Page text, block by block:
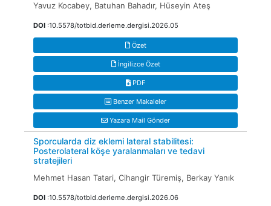
Yavuz Kocabey, Batuhan Bahadır, Hüseyin Ateş
DOI :10.5578/totbid.derleme.dergisi.2026.05
Özet
İngilizce Özet
PDF
Benzer Makaleler
Yazara Mail Gönder
Sporcularda diz eklemi lateral stabilitesi:
Posterolateral köşe yaralanmaları ve tedavi
stratejileri
Mehmet Hasan Tatari, Cihangir Türemiş, Berkay Yanık
DOI :10.5578/totbid.derleme.dergisi.2026.06